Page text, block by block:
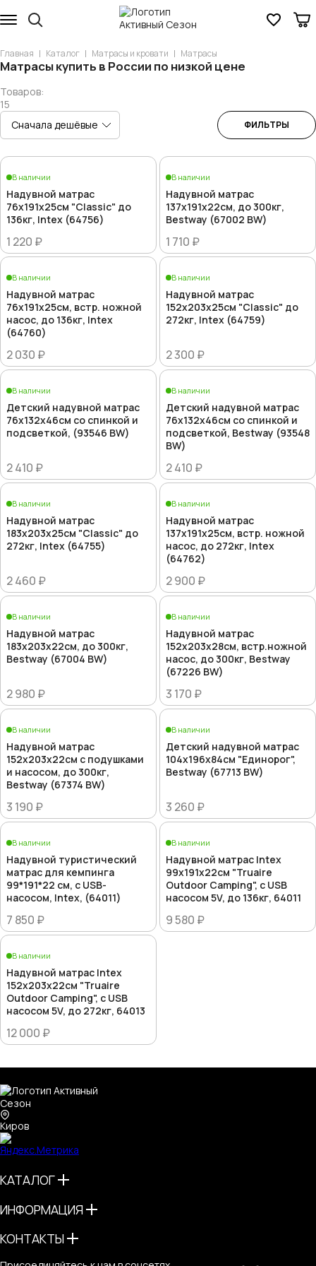
Главная Каталог Матрасы и кровати Матрасы
Матрасы купить в России по низкой цене
Товаров:
15
ФИЛЬТРЫ
В наличии
Надувной матрас
76х191х25см "Classic" до
136кг, Intex (64756)
1 220 ₽
В наличии
Надувной матрас
137х191х22см, до 300кг,
Bestway (67002 BW)
1 710 ₽
В наличии
Надувной матрас
76х191х25см, встр. ножной
насос, до 136кг, Intex
(64760)
2 030 ₽
В наличии
Надувной матрас
152х203х25см "Classic" до
272кг, Intex (64759)
2 300 ₽
В наличии
Детский надувной матрас
76х132х46см со спинкой и
подсветкой, (93546 BW)
2 410 ₽
В наличии
Детский надувной матрас
76х132х46см со спинкой и
подсветкой, Bestway (93548
BW)
2 410 ₽
В наличии
Надувной матрас
183х203х25см "Classic" до
272кг, Intex (64755)
2 460 ₽
В наличии
Надувной матрас
137х191х25см, встр. ножной
насос, до 272кг, Intex
(64762)
2 900 ₽
В наличии
Надувной матрас
183х203х22см, до 300кг,
Bestway (67004 BW)
2 980 ₽
В наличии
Надувной матрас
152х203х28см, встр.ножной
насос, до 300кг, Bestway
(67226 BW)
3 170 ₽
В наличии
Надувной матрас
152х203х22см с подушками
и насосом, до 300кг,
Bestway (67374 BW)
3 190 ₽
В наличии
Детский надувной матрас
104х196х84см "Единорог",
Bestway (67713 BW)
3 260 ₽
В наличии
Надувной туристический
матрас для кемпинга
99*191*22 см, с USB-
насосом, Intex, (64011)
7 850 ₽
В наличии
Надувной матрас Intex
99х191х22см "Truaire
Outdoor Camping", с USB
насосом 5V, до 136кг, 64011
9 580 ₽
В наличии
Надувной матрас Intex
152х203х22см "Truaire
Outdoor Camping", с USB
насосом 5V, до 272кг, 64013
12 000 ₽
Киров
КАТАЛОГ
ИНФОРМАЦИЯ
КОНТАКТЫ